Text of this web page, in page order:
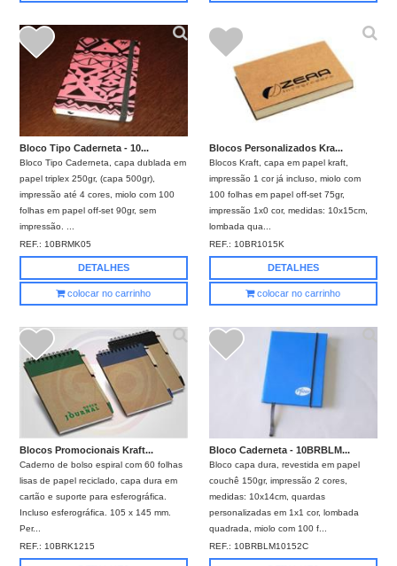
Bloco Tipo Caderneta - 10...
Bloco Tipo Caderneta, capa dublada em
papel triplex 250gr, (capa 500gr),
impressão até 4 cores, miolo com 100
folhas em papel off-set 90gr, sem
impressão. ...
REF.: 10BRMK05
DETALHES
colocar no carrinho
Blocos Personalizados Kra...
Blocos Kraft, capa em papel kraft,
impressão 1 cor já incluso, miolo com
100 folhas em papel off-set 75gr,
impressão 1x0 cor, medidas: 10x15cm,
lombada qua...
REF.: 10BR1015K
DETALHES
colocar no carrinho
Blocos Promocionais Kraft...
Caderno de bolso espiral com 60 folhas
lisas de papel reciclado, capa dura em
cartão e suporte para esferográfica.
Incluso esferográfica. 105 x 145 mm.
Per...
REF.:10BRK1215
Bloco Caderneta - 10BRBLM...
Bloco capa dura, revestida em papel
couchê 150gr, impressão 2 cores,
medidas: 10x14cm, quardas
personalizadas em 1x1 cor, lombada
quadrada, miolo com 100 f...
REF.: 10BRBLM10152C